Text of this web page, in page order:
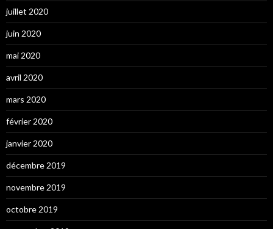
juillet 2020
juin 2020
mai 2020
avril 2020
mars 2020
février 2020
janvier 2020
décembre 2019
novembre 2019
octobre 2019